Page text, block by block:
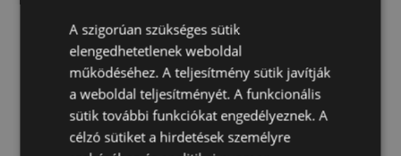
Mikrohullámú sütőben való használatra alkalmas:
Nem
Mosogatógépben mosható:Nem
Űrtartalom:400ml
A szigorúan szükséges sütik
elengedhetetlenek weboldal
működéséhez. A teljesítmény sütik javítják
a weboldal teljesítményét. A funkcionális
sütik további funkciókat engedélyeznek. A
célzó sütiket a hirdetések személyre